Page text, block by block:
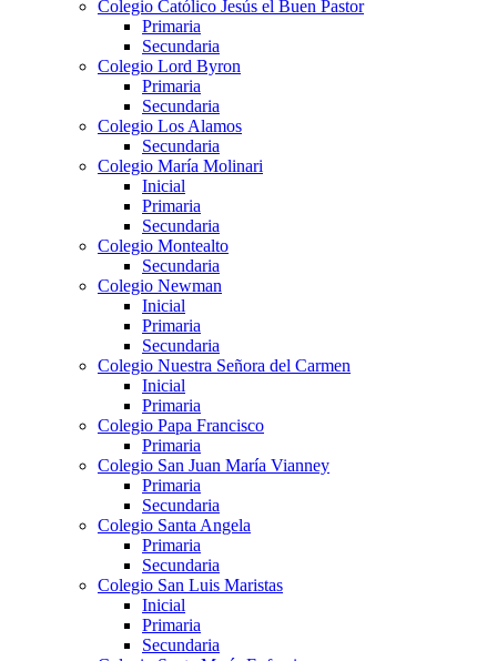
Colegio Católico Jesús el Buen Pastor
Primaria
Secundaria
Colegio Lord Byron
Primaria
Secundaria
Colegio Los Alamos
Secundaria
Colegio María Molinari
Inicial
Primaria
Secundaria
Colegio Montealto
Secundaria
Colegio Newman
Inicial
Primaria
Secundaria
Colegio Nuestra Señora del Carmen
Inicial
Primaria
Colegio Papa Francisco
Primaria
Colegio San Juan María Vianney
Primaria
Secundaria
Colegio Santa Angela
Primaria
Secundaria
Colegio San Luis Maristas
Inicial
Primaria
Secundaria